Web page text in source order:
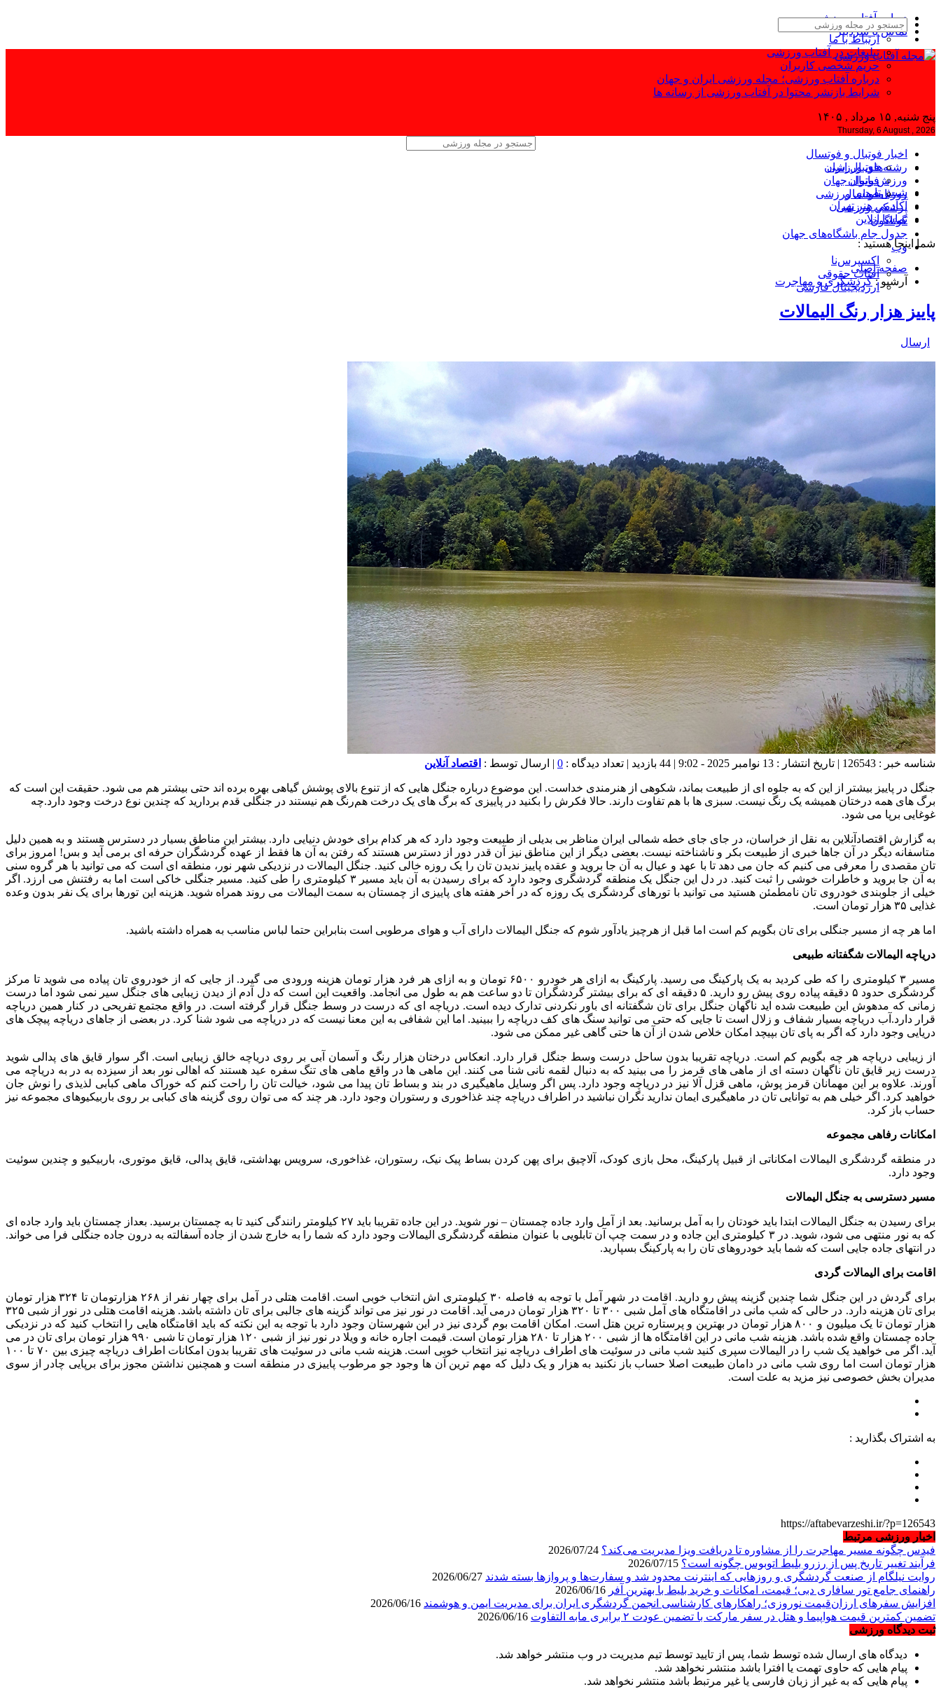
درباره آفتاب ورزشی
تماس با سردبیر
ارتباط با ما
تبلیغات در آفتاب ورزشی
حریم شخصی کاربران
درباره آفتاب ورزشی؛ مجله ورزشی ایران و جهان
شرایط بازنشر محتوا در آفتاب ورزشی از رسانه ها
پنج شنبه, ۱۵ مرداد , ۱۴۰۵
Thursday, 6 August , 2026
اخبار فوتبال و فوتسال
فوتبال ایران
فوتبال جهان
فوتسال
رشته‌های ورزشی
ورزش بانوان
روزنامه‌های ورزشی
پزشکی ورزشی
گوناگون
جدول جام باشگاه‌های جهان
وب
اکسپرس‌نا
آفتاب حقوقی
ارزدیجیتال فارسی
شیش‌تا
آکادمی هنر تهران
تماشا آنلاین
شما اینجا هستید :
صفحه اصلی
آرشیو :گردشگری و مهاجرت
پاییز هزار رنگ الیمالات
ارسال
شناسه خبر : 126543 | تاریخ انتشار : 13 نوامبر 2025 - 9:02 | 44 بازدید | تعداد دیدگاه : 0 | ارسال توسط : اقتصاد آنلاین
جنگل در پاییز بیشتر از این که به جلوه ای از طبیعت بماند، شکوهی از هنرمندی خداست. این موضوع درباره جنگل هایی که از تنوع بالای پوشش گیاهی بهره برده اند حتی بیشتر هم می شود. حقیقت این است که
برگ های همه درختان همیشه یک رنگ نیست. سبزی ها با هم تفاوت دارند. حالا فکرش را بکنید در پاییزی که برگ های یک درخت هم‌رنگ هم نیستند در جنگلی قدم بردارید که چندین نوع درخت وجود دارد.چه
غوغایی برپا می شود.
به گزارش اقتصادآنلاین به نقل از خراسان، در جای جای خطه شمالی ایران مناظر بی بدیلی از طبیعت وجود دارد که هر کدام برای خودش دنیایی دارد. بیشتر این مناطق بسیار در دسترس هستند و به همین دلیل
متاسفانه دیگر در آن جاها خبری از طبیعت بکر و ناشناخته نیست. بعضی دیگر از این مناطق نیز آن قدر دور از دسترس هستند که رفتن به آن ها فقط از عهده گردشگران حرفه ای برمی آید و بس! امروز برای
تان مقصدی را معرفی می کنیم که جان می دهد تا با عهد و عیال به آن جا بروید و عقده پاییز ندیدن تان را یک روزه خالی کنید. جنگل الیمالات در نزدیکی شهر نور، منطقه ای است که می توانید با هر گروه سنی
به آن جا بروید و خاطرات خوشی را ثبت کنید. در دل این جنگل یک منطقه گردشگری وجود دارد که برای رسیدن به آن باید مسیر ۳ کیلومتری را طی کنید. مسیر جنگلی خاکی است اما به رفتنش می ارزد. اگر
خیلی از جلوبندی خودروی تان نامطمئن هستید می توانید با تورهای گردشگری یک روزه که در آخر هفته های پاییزی از چمستان به سمت الیمالات می روند همراه شوید. هزینه این تورها برای یک نفر بدون وعده
غذایی ۳۵ هزار تومان است.
اما هر چه از مسیر جنگلی برای تان بگویم کم است اما قبل از هرچیز یادآور شوم که جنگل الیمالات دارای آب و هوای مرطوبی است بنابراین حتما لباس مناسب به همراه داشته باشید.
دریاچه الیمالات شگفتانه طبیعی
مسیر ۳ کیلومتری را که طی کردید به یک پارکینگ می رسید. پارکینگ به ازای هر خودرو ۶۵۰۰ تومان و به ازای هر فرد هزار تومان هزینه ورودی می گیرد. از جایی که از خودروی تان پیاده می شوید تا مرکز
گردشگری حدود ۵ دقیقه پیاده روی پیش رو دارید. ۵ دقیقه ای که برای بیشتر گردشگران تا دو ساعت هم به طول می انجامد. واقعیت این است که دل آدم از دیدن زیبایی های جنگل سیر نمی شود اما درست
زمانی که مدهوش این طبیعت شده اید ناگهان جنگل برای تان شگفتانه ای باور نکردنی تدارک دیده است. دریاچه ای که درست در وسط جنگل قرار گرفته است. در واقع مجتمع تفریحی در کنار همین دریاچه
قرار دارد.آب دریاچه بسیار شفاف و زلال است تا جایی که حتی می توانید سنگ های کف دریاچه را ببینید. اما این شفافی به این معنا نیست که در دریاچه می شود شنا کرد. در بعضی از جاهای دریاچه پیچک های
دریایی وجود دارد که اگر به پای تان بپیچد امکان خلاص شدن از آن ها حتی گاهی غیر ممکن می شود.
از زیبایی دریاچه هر چه بگویم کم است. دریاچه تقریبا بدون ساحل درست وسط جنگل قرار دارد. انعکاس درختان هزار رنگ و آسمان آبی بر روی دریاچه خالق زیبایی است. اگر سوار قایق های پدالی شوید
درست زیر قایق تان ناگهان دسته ای از ماهی های قرمز را می بینید که به دنبال لقمه نانی شنا می کنند. این ماهی ها در واقع ماهی های تنگ سفره عید هستند که اهالی نور بعد از سیزده به در به دریاچه می
آورند. علاوه بر این مهمانان قرمز پوش، ماهی قزل آلا نیز در دریاچه وجود دارد. پس اگر وسایل ماهیگیری در بند و بساط تان پیدا می شود، خیالت تان را راحت کنم که خوراک ماهی کبابی لذیذی را نوش جان
خواهید کرد. اگر خیلی هم به توانایی تان در ماهیگیری ایمان ندارید نگران نباشید در اطراف دریاچه چند غذاخوری و رستوران وجود دارد. هر چند که می توان روی گزینه های کبابی بر روی باربیکیوهای مجموعه نیز
حساب باز کرد.
امکانات رفاهی مجموعه
در منطقه گردشگری الیمالات امکاناتی از قبیل پارکینگ، محل بازی کودک، آلاچیق برای پهن کردن بساط پیک نیک، رستوران، غذاخوری، سرویس بهداشتی، قایق پدالی، قایق موتوری، باربیکیو و چندین سوئیت
وجود دارد.
مسیر دسترسی به جنگل الیمالات
برای رسیدن به جنگل الیمالات ابتدا باید خودتان را به آمل برسانید. بعد از آمل وارد جاده چمستان – نور شوید. در این جاده تقریبا باید ۲۷ کیلومتر رانندگی کنید تا به چمستان برسید. بعداز چمستان باید وارد جاده ای
که به نور منتهی می شود، شوید. در ۳ کیلومتری این جاده و در سمت چپ آن تابلویی با عنوان منطقه گردشگری الیمالات وجود دارد که شما را به خارج شدن از جاده آسفالته به درون جاده جنگلی فرا می خواند.
در انتهای جاده جایی است که شما باید خودروهای تان را به پارکینگ بسپارید.
اقامت برای الیمالات گردی
برای گردش در این جنگل شما چندین گزینه پیش رو دارید. اقامت در شهر آمل با توجه به فاصله ۳۰ کیلومتری اش انتخاب خوبی است. اقامت هتلی در آمل برای چهار نفر از ۲۶۸ هزارتومان تا ۳۲۴ هزار تومان
برای تان هزینه دارد. در حالی که شب مانی در اقامتگاه های آمل شبی ۳۰۰ تا ۳۲۰ هزار تومان درمی آید. اقامت در نور نیز می تواند گزینه های جالبی برای تان داشته باشد. هزینه اقامت هتلی در نور از شبی ۳۲۵
هزار تومان تا یک میلیون و ۸۰۰ هزار تومان در بهترین و پرستاره ترین هتل است. امکان اقامت بوم گردی نیز در این شهرستان وجود دارد با توجه به این نکته که باید اقامتگاه هایی را انتخاب کنید که در نزدیکی
جاده چمستان واقع شده باشد. هزینه شب مانی در این اقامتگاه ها از شبی ۲۰۰ هزار تا ۲۸۰ هزار تومان است. قیمت اجاره خانه و ویلا در نور نیز از شبی ۱۲۰ هزار تومان تا شبی ۹۹۰ هزار تومان برای تان در می
آید. اگر می خواهید یک شب را در الیمالات سپری کنید شب مانی در سوئیت های اطراف دریاچه نیز انتخاب خوبی است. هزینه شب مانی در سوئیت های تقریبا بدون امکانات اطراف دریاچه چیزی بین ۷۰ تا ۱۰۰
هزار تومان است اما روی شب مانی در دامان طبیعت اصلا حساب باز نکنید به هزار و یک دلیل که مهم ترین آن ها وجود جو مرطوب پاییزی در منطقه است و همچنین نداشتن مجوز برای برپایی چادر از سوی
مدیران بخش خصوصی نیز مزید به علت است.
به اشتراک بگذارید :
https://aftabevarzeshi.ir/?p=126543
اخبار ورزشی مرتبط
فیدس چگونه مسیر مهاجرت را از مشاوره تا دریافت ویزا مدیریت می‌کند؟
فرآیند تغییر تاریخ پس از رزرو بلیط اتوبوس چگونه است؟
روایت نیلگام از صنعت گردشگری و روزهایی که اینترنت محدود شد و سفارت‌ها و پروازها بسته شدند
راهنمای جامع تور سافاری دبی؛ قیمت، امکانات و خرید بلیط با بهترین آفر
افزایش سفرهای ارزان‌قیمت نوروزی؛ راهکارهای کارشناسی انجمن گردشگری ایران برای مدیریت ایمن و هوشمند
تضمین کمترین قیمت هواپیما و هتل در سفر مارکت با تضمین عودت ۲ برابری مابه التفاوت
ثبت دیدگاه ورزشی
دیدگاه های ارسال شده توسط شما، پس از تایید توسط تیم مدیریت در وب منتشر خواهد شد.
پیام هایی که حاوی تهمت یا افترا باشد منتشر نخواهد شد.
پیام هایی که به غیر از زبان فارسی یا غیر مرتبط باشد منتشر نخواهد شد.